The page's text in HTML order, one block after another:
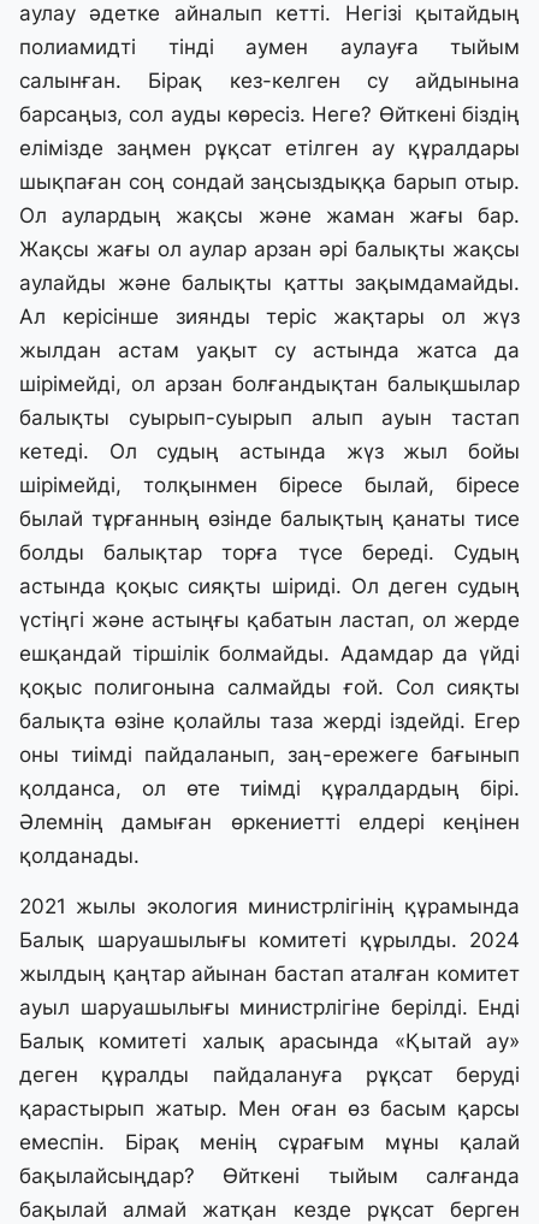
аулау әдетке айналып кетті. Негізі қытайдың
полиамидті тінді аумен аулауға тыйым
салынған. Бірақ кез-келген су айдынына
барсаңыз, сол ауды көресіз. Неге? Өйткені біздің
елімізде заңмен рұқсат етілген ау құралдары
шықпаған соң сондай заңсыздыққа барып отыр.
Ол аулардың жақсы және жаман жағы бар.
Жақсы жағы ол аулар арзан әрі балықты жақсы
аулайды және балықты қатты зақымдамайды.
Ал керісінше зиянды теріс жақтары ол жүз
жылдан астам уақыт су астында жатса да
шірімейді, ол арзан болғандықтан балықшылар
балықты суырып-суырып алып ауын тастап
кетеді. Ол судың астында жүз жыл бойы
шірімейді, толқынмен біресе былай, біресе
былай тұрғанның өзінде балықтың қанаты тисе
болды балықтар торға түсе береді. Судың
астында қоқыс сияқты шіриді. Ол деген судың
үстіңгі және астыңғы қабатын ластап, ол жерде
ешқандай тіршілік болмайды. Адамдар да үйді
қоқыс полигонына салмайды ғой. Сол сияқты
балықта өзіне қолайлы таза жерді іздейді. Егер
оны тиімді пайдаланып, заң-ережеге бағынып
қолданса, ол өте тиімді құралдардың бірі.
Әлемнің дамыған өркениетті елдері кеңінен
қолданады.
2021 жылы экология министрлігінің құрамында
Балық шаруашылығы комитеті құрылды. 2024
жылдың қаңтар айынан бастап аталған комитет
ауыл шаруашылығы министрлігіне берілді. Енді
Балық комитеті халық арасында «Қытай ау»
деген құралды пайдалануға рұқсат беруді
қарастырып жатыр. Мен оған өз басым қарсы
емеспін. Бірақ менің сұрағым мұны қалай
бақылайсыңдар? Өйткені тыйым салғанда
бақылай алмай жатқан кезде рұқсат берген